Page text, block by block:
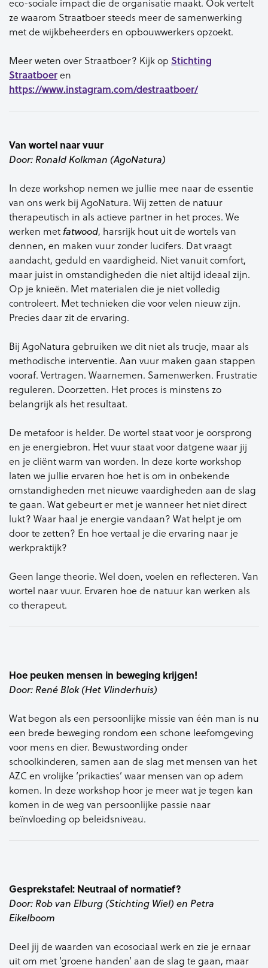
eco-sociale impact die de organisatie maakt. Ookvertelt
ze waarom Straatboer steeds meer de samenwerking
met de wijkbeheerders en opbouwwerkers opzoekt.
Meer weten over Straatboer? Kijk op Stichting
Straatboeren
https://www.instagram.com/destraatboer/
Van wortel naar vuur
Door: Ronald Kolkman (AgoNatura)
In deze workshop nemen we jullie mee naar de essentie
van ons werk bij AgoNatura. Wij zetten de natuur
therapeutisch in als actieve partner in het proces. We
werken met fatwood, harsrijk hout uit de wortels van
dennen, en maken vuur zonder lucifers. Dat vraagt
aandacht, geduld en vaardigheid. Niet vanuit comfort,
maar juist in omstandigheden die niet altijd ideaal zijn.
Op je knieën. Met materialen die je niet volledig
controleert. Met technieken die voor velen nieuw zijn.
Precies daar zit de ervaring.
Bij AgoNatura gebruiken we dit niet als trucje, maar als
methodische interventie. Aan vuur maken gaan stappen
vooraf. Vertragen. Waarnemen. Samenwerken. Frustratie
reguleren. Doorzetten. Het proces is minstens zo
belangrijk als het resultaat.
De metafoor is helder. De wortel staat voor je oorsprong
en je energiebron. Het vuur staat voor datgene waar jij
en je cliënt warm van worden. In deze korte workshop
laten we jullie ervaren hoe het is om in onbekende
omstandigheden met nieuwe vaardigheden aan de slag
te gaan. Wat gebeurt er met je wanneer het niet direct
lukt? Waar haal je energie vandaan? Wat helpt je om
door te zetten? En hoe vertaal je die ervaring naar je
werkpraktijk?
Geen lange theorie. Wel doen, voelen en reflecteren. Van
wortel naar vuur. Ervaren hoe de natuur kan werken als
co therapeut.
Hoe peuken mensen in beweging krijgen!
Door: René Blok (Het Vlinderhuis)
Wat begon als een persoonlijke missie van één man is nu
een brede beweging rondom een schone leefomgeving
voor mens en dier. Bewustwording onder
schoolkinderen, samen aan de slag met mensen van het
AZC en vrolijke ‘prikacties’ waar mensen van op adem
komen. In deze workshop hoor je meer wat je tegen kan
komen in de weg van persoonlijke passie naar
beïnvloeding op beleidsniveau.
Gesprekstafel: Neutraal of normatief?
Door: Rob van Elburg (Stichting Wiel) en Petra
Eikelboom
Deel jij de waarden van ecosociaal werk en zie je ernaar
uit om met ‘groene handen’ aan de slag te gaan, maar